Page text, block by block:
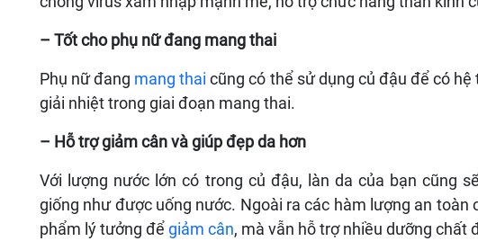
– Tốt cho phụ nữ đang mang thai
Phụ nữ đang mang thai cũng có thể sử dụng củ đậu để có
giải nhiệt trong giai đoạn mang thai.
– Hỗ trợ giảm cân và giúp đẹp da hơn
Với lượng nước lớn có trong củ đậu, làn da của bạn cũng
giống như được uống nước. Ngoài ra các hàm lượng an
phẩm lý tưởng để giảm cân, mà vẫn hỗ trợ nhiều dưỡng chất